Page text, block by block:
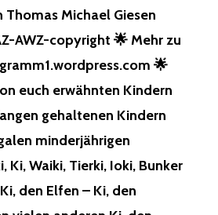
Thomas Michael Giesen
AWZ-copyright 🌟 Mehr zu
🌟
euch erwähnten Kindern
gehaltenen Kindern
minderjährigen
Ki, Waiki, Tierki, Ioki, Bunker
den Elfen – Ki, den